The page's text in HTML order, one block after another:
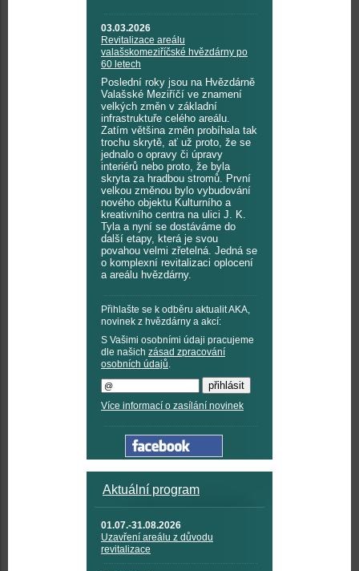
03.03.2026
Revitalizace areálu
valašskomeziříčské hvězdárny po
60 letech
Poslední roky jsou na Hvězdárně
Valašské Meziříčí ve znamení
velkých změn v základní
infrastruktuře celého areálu.
Zatím většina změn probíhala tak
trochu skrytě, ať už proto, že se
jednalo o opravy či úpravy
interiérů nebo proto, že byla
skryta za hradbou stromů. První
velkou změnou bylo vybudování
nového objektu Kulturního a
kreativního centra na ulici J. K.
Tyla a nyní se dostáváme do
další etapy, která je svou
povahou velmi zřetelná. Jedná se
o komplexní revitalizaci oplocení
a areálu hvězdárny.
Přihlašte se k odběru aktualit AKA,
novinek z hvězdárny a akcí:
S Vašimi osobními údaji pracujeme
dle našich zásad zpracování
osobních údajů.
Více informací o zasílání novinek
Aktuální program
01.07.-31.08.2026
Uzavření areálu z důvodu
revitalizace